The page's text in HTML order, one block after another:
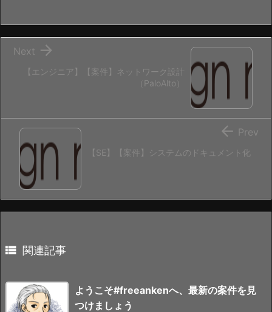
【エンジニア】【案件】ネットワーク設計
（PaloAlto）

Next
【SE】【案件】システムのドキュメント化
 Prev
 関連記事
ようこそ#freeankenへ、最新の案件を見
つけましょう